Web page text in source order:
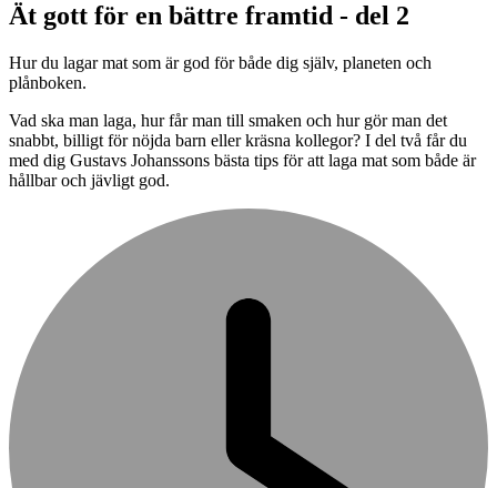
Ät gott för en bättre framtid - del 2
Hur du lagar mat som är god för både dig själv, planeten och
plånboken.
Vad ska man laga, hur får man till smaken och hur gör man det
snabbt, billigt för nöjda barn eller kräsna kollegor? I del två får du
med dig Gustavs Johanssons bästa tips för att laga mat som både är
hållbar och jävligt god.